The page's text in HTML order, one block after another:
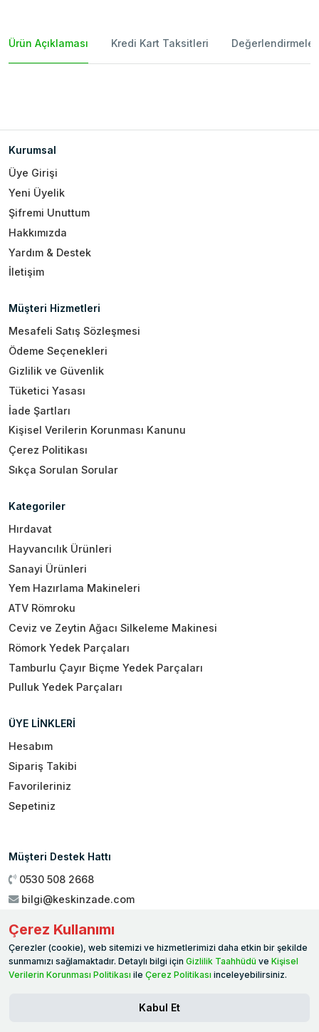
Ürün Açıklaması Kredi Kart Taksitleri Değerlendirmeler
Kurumsal
Üye Girişi
Yeni Üyelik
Şifremi Unuttum
Hakkımızda
Yardım & Destek
İletişim
Müşteri Hizmetleri
Mesafeli Satış Sözleşmesi
Ödeme Seçenekleri
Gizlilik ve Güvenlik
Tüketici Yasası
İade Şartları
Kişisel Verilerin Korunması Kanunu
Çerez Politikası
Sıkça Sorulan Sorular
Kategoriler
Hırdavat
Hayvancılık Ürünleri
Sanayi Ürünleri
Yem Hazırlama Makineleri
ATV Römroku
Ceviz ve Zeytin Ağacı Silkeleme Makinesi
Römork Yedek Parçaları
Tamburlu Çayır Biçme Yedek Parçaları
Pulluk Yedek Parçaları
ÜYE LİNKLERİ
Hesabım
Sipariş Takibi
Favorileriniz
Sepetiniz
Müşteri Destek Hattı
0530 508 2668
bilgi@keskinzade.com
Genel Merkez: Yükseliş Mah. 1461. Sokak No:2/1 19 Mayıs
Ballıca / SAMSUN
Çerez Kullanımı
Çerezler (cookie), web sitemizi ve hizmetlerimizi daha etkin bir şekilde
sunmamızı sağlamaktadır. Detaylı bilgi için Gizlilik Taahhüdü ve Kişisel
Verilerin Korunması Politikası ile Çerez Politikası inceleyebilirsiniz.
Kabul Et